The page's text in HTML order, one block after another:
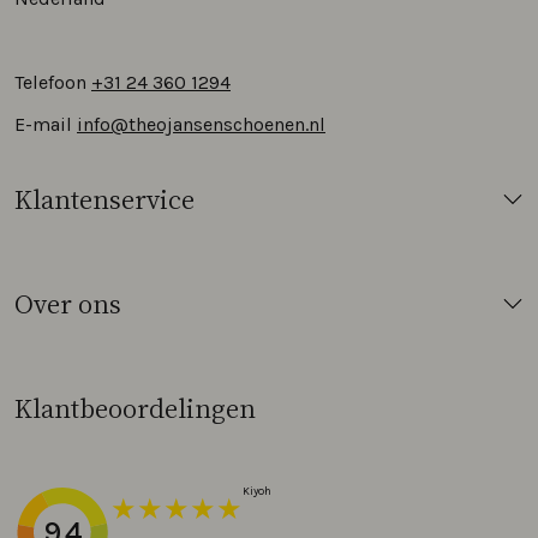
Telefoon +31 24 360 1294
E-mail info@theojansenschoenen.nl
Klantenservice
Over ons
Klantbeoordelingen